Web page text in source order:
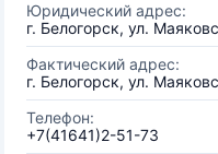
Юридический адрес:
г. Белогорск, ул.
Фактический адрес:
г. Белогорск, ул.
Телефон:
+7(41641)2-51-73